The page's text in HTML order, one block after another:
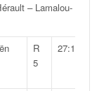
– Lamalou-
R
5
27:15,6